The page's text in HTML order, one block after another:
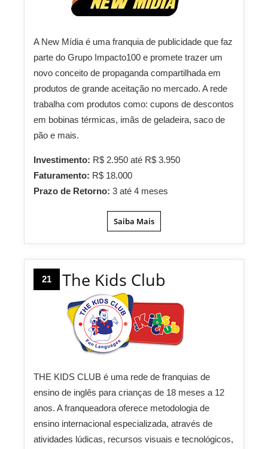
A New Mídia é uma franquia de publicidade que faz
parte do Grupo Impacto100 e promete trazer um
novo conceito de propaganda compartilhada em
produtos de grande aceitação no mercado. A rede
trabalha com produtos como: cupons de descontos
em bobinas térmicas, imãs de geladeira, saco de
pão e mais.
Investimento: R$ 2.950 até R$ 3.950
Faturamento: R$ 18.000
Prazo de Retorno: 3 até 4 meses
Saiba Mais
21 The Kids Club
THE KIDS CLUB é uma rede de franquias de
ensino de inglês para crianças de 18 meses a 12
anos. A franqueadora oferece metodologia de
ensino internacional especializada, através de
atividades lúdicas, recursos visuais e tecnológicos,